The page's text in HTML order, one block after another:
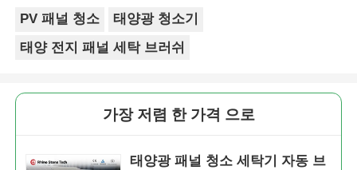
PV 패널 청소
태양광 청소기
태양 전지 패널 세탁 브러쉬
가장 저렴 한 가격 으로
태양광 패널 청소 세탁기 자동 브